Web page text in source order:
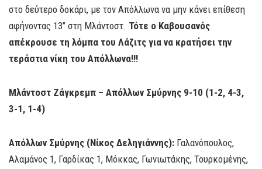
στο δεύτερο δοκάρι, με τον Απόλλωνα να μην κάνει επίθεση
αφήνοντας 13’’ στη Μλάντοστ. Τότε ο Καβουσανός
απέκρουσε τη λόμπα του Λάζιτς για να κρατήσει την
τεράστια νίκη του Απόλλωνα!!!
Μλάντοστ Ζάγκρεμπ – Απόλλων Σμύρνης 9-10 (1-2, 4-3,
3-1, 1-4)
Απόλλων Σμύρνης (Νίκος Δεληγιάννης): Γαλανόπουλος,
Αλαμάνος 1, Γαρδίκας 1, Μόκκας, Γωνιωτάκης, Τουρκομένης,